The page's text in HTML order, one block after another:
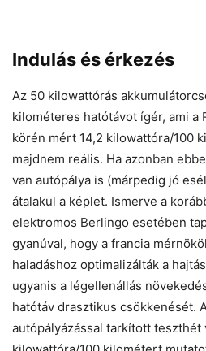
Indulás és érkezés
Az 50 kilowattórás
kilométeres hatótávot ígér, ami a
körén mért 14,2 kilowattóra/100
majdnem reális. Ha azonban
van autópálya is (márpedig jó
átalakul a képlet. Ismerve a
elektromos Berlingo esetében
gyanúval, hogy a francia
haladáshoz optimalizálták a
ugyanis a ­légellenállás
hatótáv drasztikus csökkenését.
autópályázással tarkított teszthét